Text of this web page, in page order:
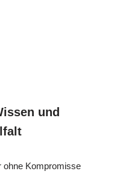
und
ohne Kompromisse